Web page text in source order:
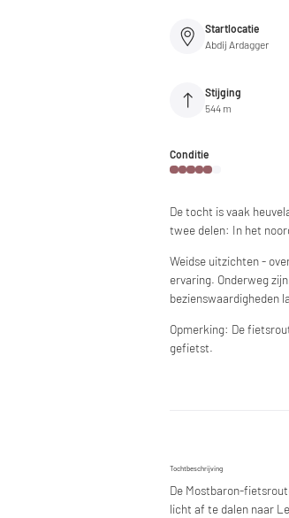
Startlocatie
Abdij Ardagger
Stijging
544 m
Conditie
De tocht is vaak
twee delen: In het
Weidse uitzichten -
ervaring. Onderweg
bezienswaardigheden
Opmerking: De
gefietst.
Tochtbeschrijving
De Mostbaron-
licht af te dalen naar